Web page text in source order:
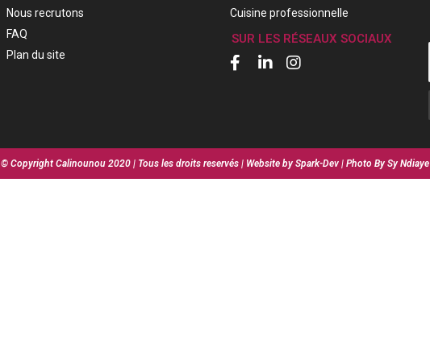
Nous recrutons
FAQ
Plan du site
Cuisine professionnelle
SUR LES RÉSEAUX SOCIAUX
© Copyright Calinounou 2020 | Tous les droits reservés | Website by Spark-Dev | Photo By Sy Ndiaye